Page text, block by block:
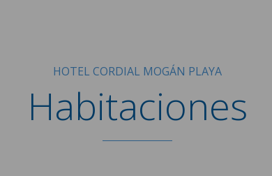
HOTEL CORDIAL MOGÁN PLAYA
Habitaciones